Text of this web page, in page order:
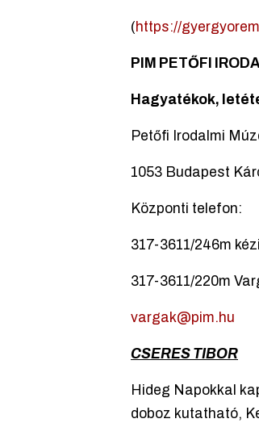
(https://
PIM PETŐFI
Hagyatékok,
Petőfi Irodalmi
1053 Budapest
Központi telefon:
317-3611/246m
317-3611/220m
vargak@pim.hu
CSERES TIBOR
Hideg Napokkal
doboz kutatható,